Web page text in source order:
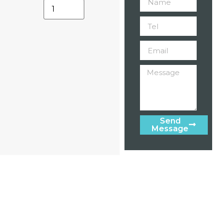
Send
Message